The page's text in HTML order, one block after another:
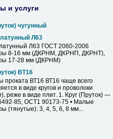
и услуги
чугунный
Л63
Л63 ГОСТ 2060-2006
8-16 мм (ДКРНМ, ДКРНП, ДКРНТ),
17-28 мм (ДКРНМ)
ВТ16
проката ВТ16 ВТ16 чаще всего
в виде кругов и проволоки
реже в виде плит. 1. Круг (Пруток) —
85, ОСТ1 90173-75 • Малые
(тянутые): 3, 4, 5, 6, 8 мм...